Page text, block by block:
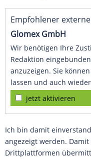
Empfohlener
Glomex GmbH
Wir benötigen Ihre
Redaktion
anzuzeigen. Sie
lassen und auch
jetzt aktivieren
Ich bin damit
angezeigt werden.
Drittplattformen